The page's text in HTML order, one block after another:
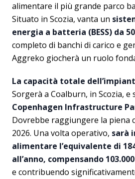
alimentare il più grande parco
Situato in Scozia, vanta un
energia a batteria (BESS) da
completo di banchi di carico e
Aggreko giocherà un ruolo
La capacità totale
Sorgerà a Coalburn, in Scozia, e
Copenhagen Infrastructure
Dovrebbe raggiungere la piena
2026. Una volta operativo, sarà
alimentare l’equivalente di
all’anno, compensando
e contribuendo